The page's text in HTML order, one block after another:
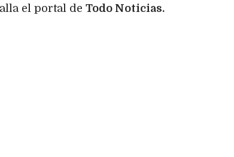
el portal de Todo Noticias.